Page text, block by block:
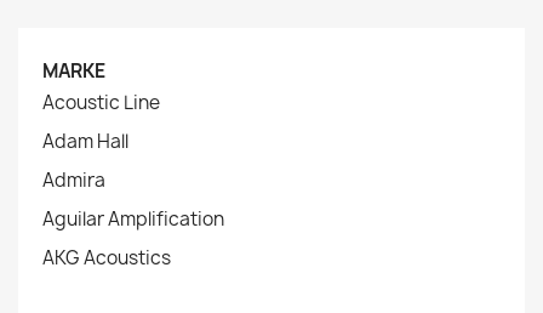
MARKE
Acoustic Line
Adam Hall
Admira
Aguilar Amplification
AKG Acoustics